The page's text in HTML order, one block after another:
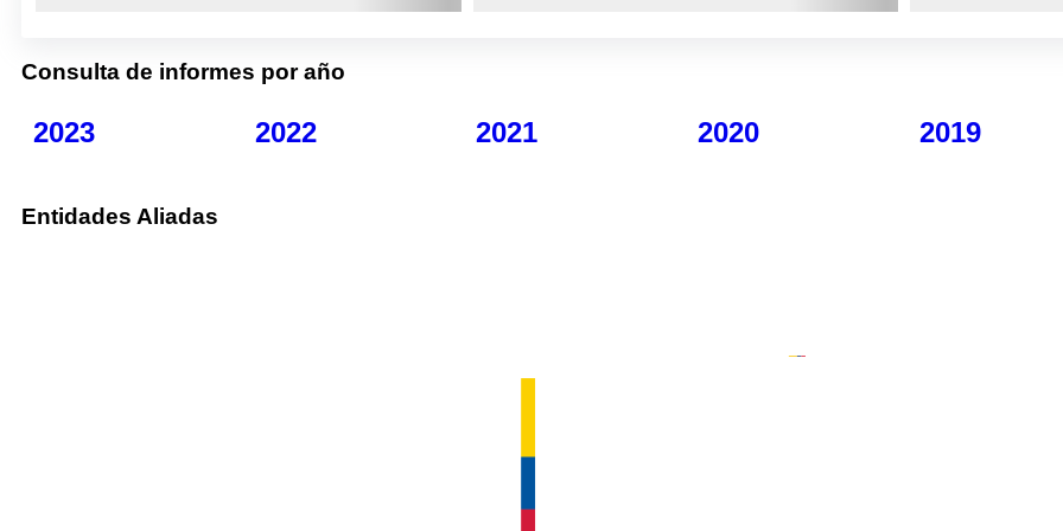
Consulta de informes por año
2023 2022 2021 2020 2019
Entidades Aliadas